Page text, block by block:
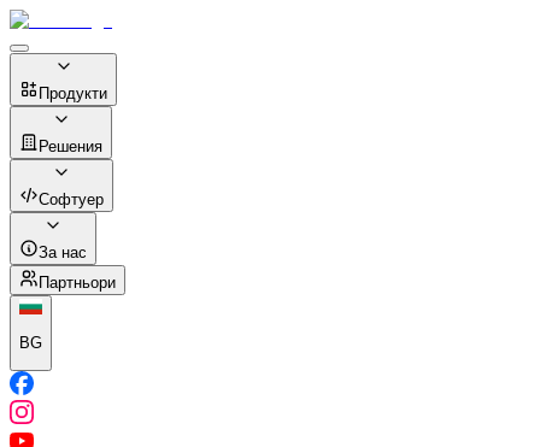
Продукти
Решения
Софтуер
За нас
Партньори
BG